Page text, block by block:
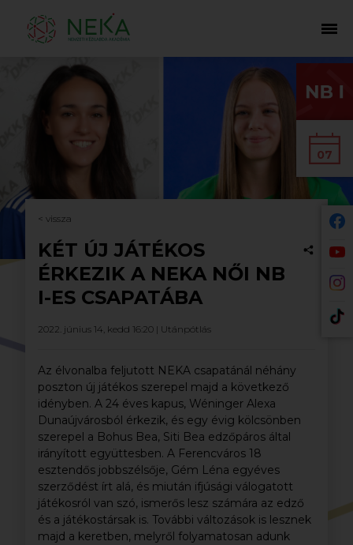
07
< vissza
KÉT ÚJ JÁTÉKOS
ÉRKEZIK A NEKA NŐI NB
I-ES CSAPATÁBA
2022. június 14, kedd 16:20 | Utánpótlás
Az élvonalba feljutott NEKA csapatánál néhány
poszton új játékos szerepel majd a következő
idényben. A 24 éves kapus, Wéninger Alexa
Dunaújvárosból érkezik, és egy évig kölcsönben
szerepel a Bohus Bea, Siti Bea edzőpáros által
irányított együttesben. A Ferencváros 18
esztendős jobbszélsője, Gém Léna egyéves
szerződést írt alá, és miután ifjúsági válogatott
játékosról van szó, ismerős lesz számára az edző
és a játékostársak is. További változások is lesznek
majd a keretben, melyről folyamatosan adunk